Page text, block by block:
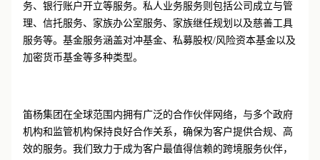
务、银行账户开立等服务。私人业务服务则包括公司成立与管
理、信托服务、家族办公室服务、家族继任规划以及慈善工具
服务等。基金服务涵盖对冲基金、私募股权/风险资本基金以及
加密货币基金等多种类型。
笛杨集团在全球范围内拥有广泛的合作伙伴网络，与多个政府
机构和监管机构保持良好合作关系，确保为客户提供合规、高
效的服务。我们致力于成为客户最值得信赖的跨境服务伙伴，